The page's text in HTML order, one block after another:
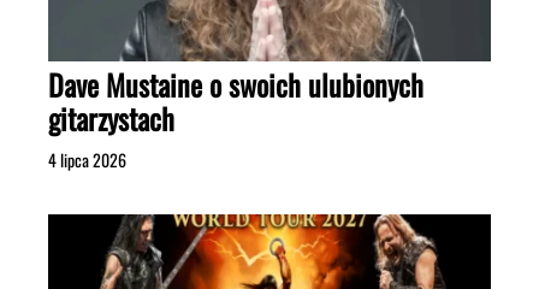
Dave Mustaine o swoich ulubionych
gitarzystach
4 lipca 2026